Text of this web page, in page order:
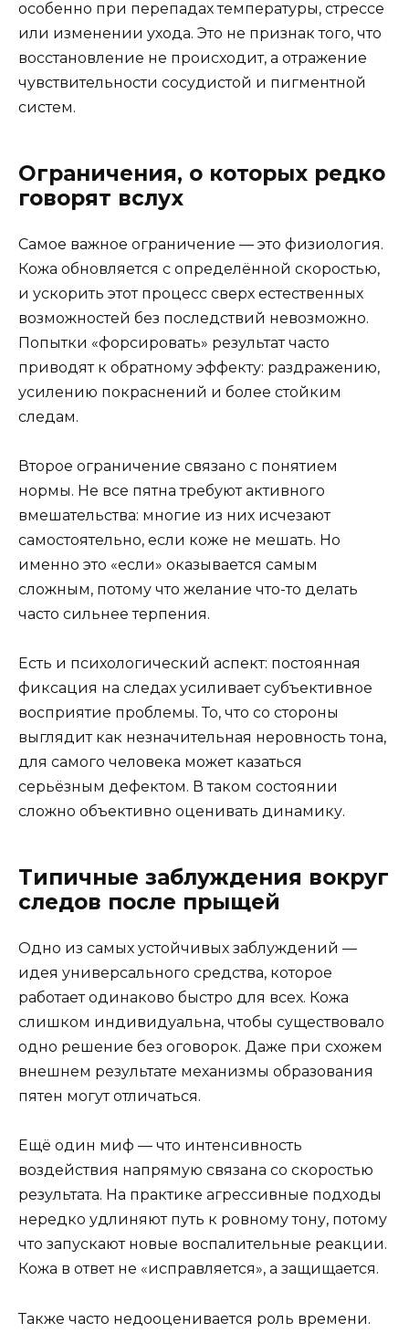
особенно при перепадах температуры, стрессе
или изменении ухода. Это не признак того, что
восстановление не происходит, а отражение
чувствительности сосудистой и пигментной
систем.
Ограничения, о которых редко
говорят вслух
Самое важное ограничение — это физиология.
Кожа обновляется с определённой скоростью,
и ускорить этот процесс сверх естественных
возможностей без последствий невозможно.
Попытки «форсировать» результат часто
приводят к обратному эффекту: раздражению,
усилению покраснений и более стойким
следам.
Второе ограничение связано с понятием
нормы. Не все пятна требуют активного
вмешательства: многие из них исчезают
самостоятельно, если коже не мешать. Но
именно это «если» оказывается самым
сложным, потому что желание что-то делать
часто сильнее терпения.
Есть и психологический аспект: постоянная
фиксация на следах усиливает субъективное
восприятие проблемы. То, что со стороны
выглядит как незначительная неровность тона,
для самого человека может казаться
серьёзным дефектом. В таком состоянии
сложно объективно оценивать динамику.
Типичные заблуждения вокруг
следов после прыщей
Одно из самых устойчивых заблуждений —
идея универсального средства, которое
работает одинаково быстро для всех. Кожа
слишком индивидуальна, чтобы существовало
одно решение без оговорок. Даже при схожем
внешнем результате механизмы образования
пятен могут отличаться.
Ещё один миф — что интенсивность
воздействия напрямую связана со скоростью
результата. На практике агрессивные подходы
нередко удлиняют путь к ровному тону, потому
что запускают новые воспалительные реакции.
Кожа в ответ не «исправляется», а защищается.
Также часто недооценивается роль времени.